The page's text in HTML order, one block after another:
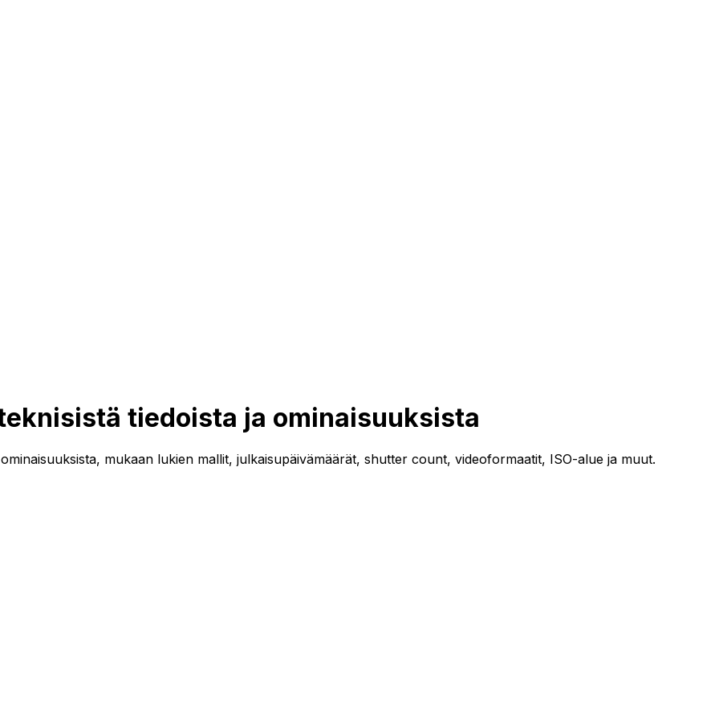
tiedoista ja ominaisuuksista
mukaan lukien mallit, julkaisupäivämäärät, shutter count, videoformaatit, ISO-alue ja muut.